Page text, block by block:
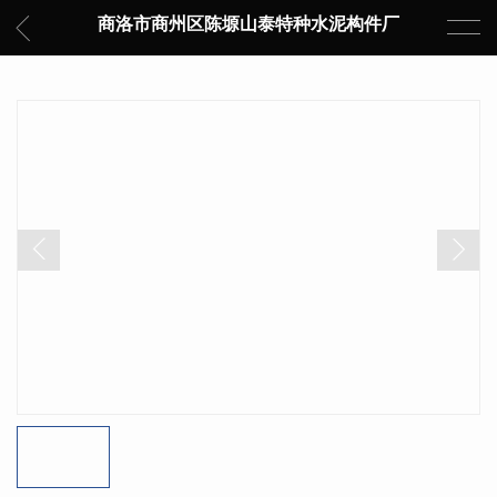
商洛市商州区陈塬山泰特种水泥构件厂